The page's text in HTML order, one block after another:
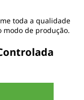
toda a qualidade
de produção.